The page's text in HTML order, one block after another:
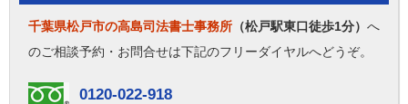
千葉県松戸市の高島司法書士事務所 （松戸駅東口徒歩1分） へ
のご相談予約・お問合せは下記のフリーダイヤルへどうぞ。
0120-022-918